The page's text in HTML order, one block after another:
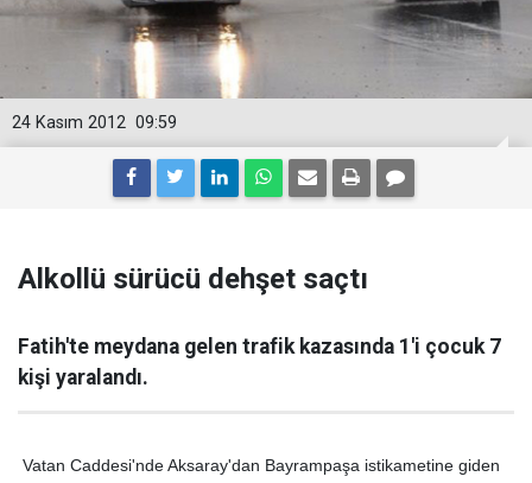
09:59
24 Kasım 2012
Alkollü sürücü dehşet saçtı
Fatih'te meydana gelen trafik kazasında 1'i çocuk 7
kişi yaralandı.
Vatan Caddesi'nde Aksaray'dan Bayrampaşa istikametine giden